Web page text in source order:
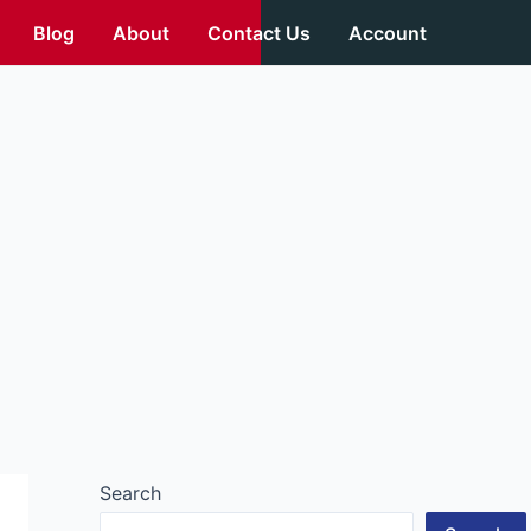
Blog About Contact Us Account
Search